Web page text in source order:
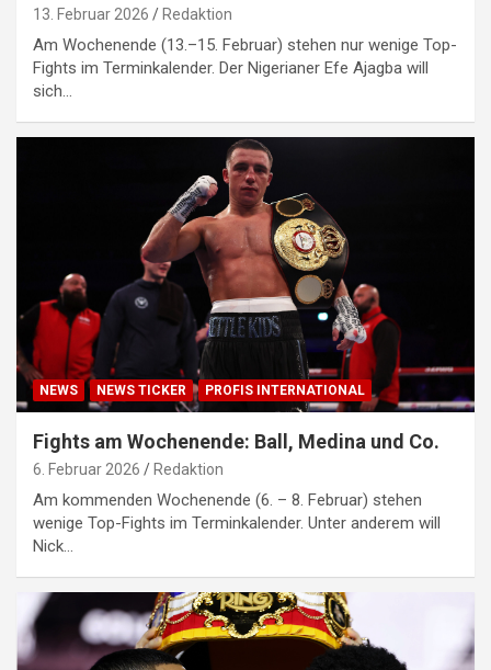
13. Februar 2026 Redaktion
Am Wochenende (13.–15. Februar) stehen nur wenige Top-
Fights im Terminkalender. Der Nigerianer Efe Ajagba will
sich…
NEWS NEWS TICKER PROFIS INTERNATIONAL
Fights am Wochenende: Ball, Medina und Co.
6. Februar 2026 Redaktion
Am kommenden Wochenende (6. – 8. Februar) stehen
wenige Top-Fights im Terminkalender. Unter anderem will
Nick…